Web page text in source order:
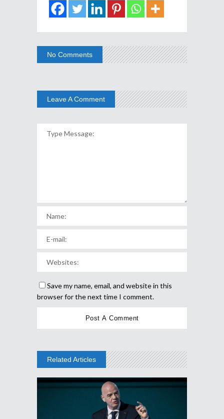
No Comments
Leave A Comment
Save my name, email, and website in this
browser for the next time I comment.
Related Articles